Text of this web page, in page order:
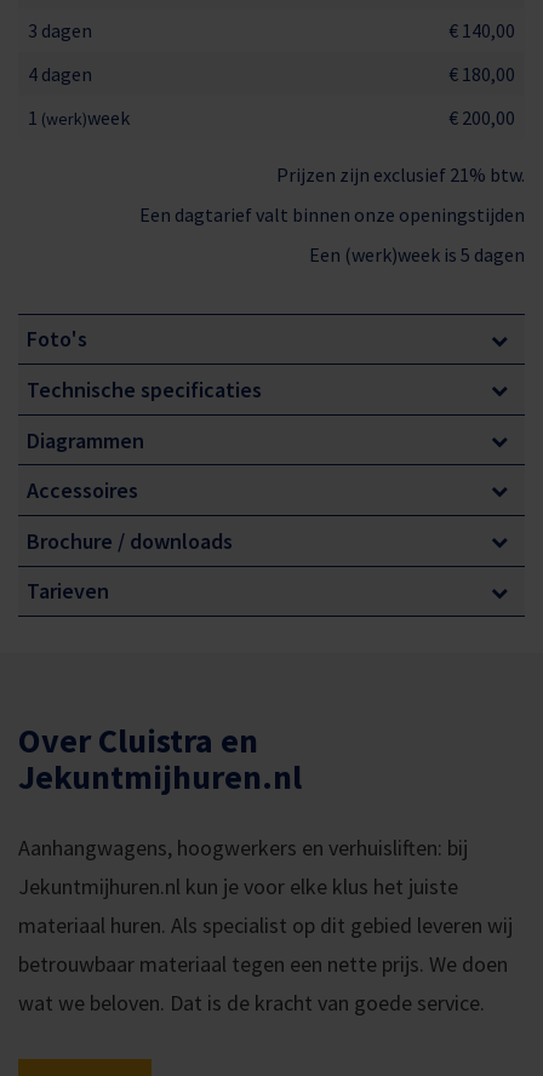
3 dagen
€ 140,00
4 dagen
€ 180,00
1 (werk)week € 200,00
Prijzen zijn exclusief 21% btw.
Een dagtarief valt binnen onze openingstijden
Een (werk)week is 5 dagen
Foto's
Technische specificaties
Diagrammen
Accessoires
Brochure / downloads
Tarieven
Over Cluistra en
Jekuntmijhuren.nl
Aanhangwagens, hoogwerkers en verhuisliften: bij
Jekuntmijhuren.nl kun je voor elke klus het juiste
materiaal huren. Als specialist op dit gebied leveren wij
betrouwbaar materiaal tegen een nette prijs. We doen
wat we beloven. Dat is de kracht van goede service.